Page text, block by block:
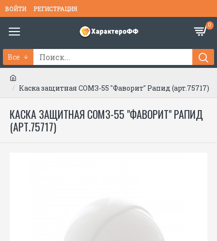
ВОЙТИ РЕГИСТРАЦИЯ
0
Все
Каска защитная СОМЗ-55 "Фаворит" Рапид (арт.75717)
КАСКА ЗАЩИТНАЯ СОМЗ-55 "ФАВОРИТ" РАПИД
(АРТ.75717)